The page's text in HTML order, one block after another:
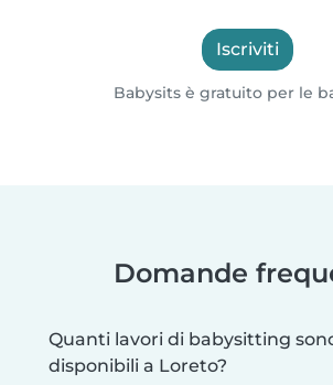
Iscriviti
Babysits è gratuito per le
Domande
Quanti lavori di babysitting
disponibili a Loreto?